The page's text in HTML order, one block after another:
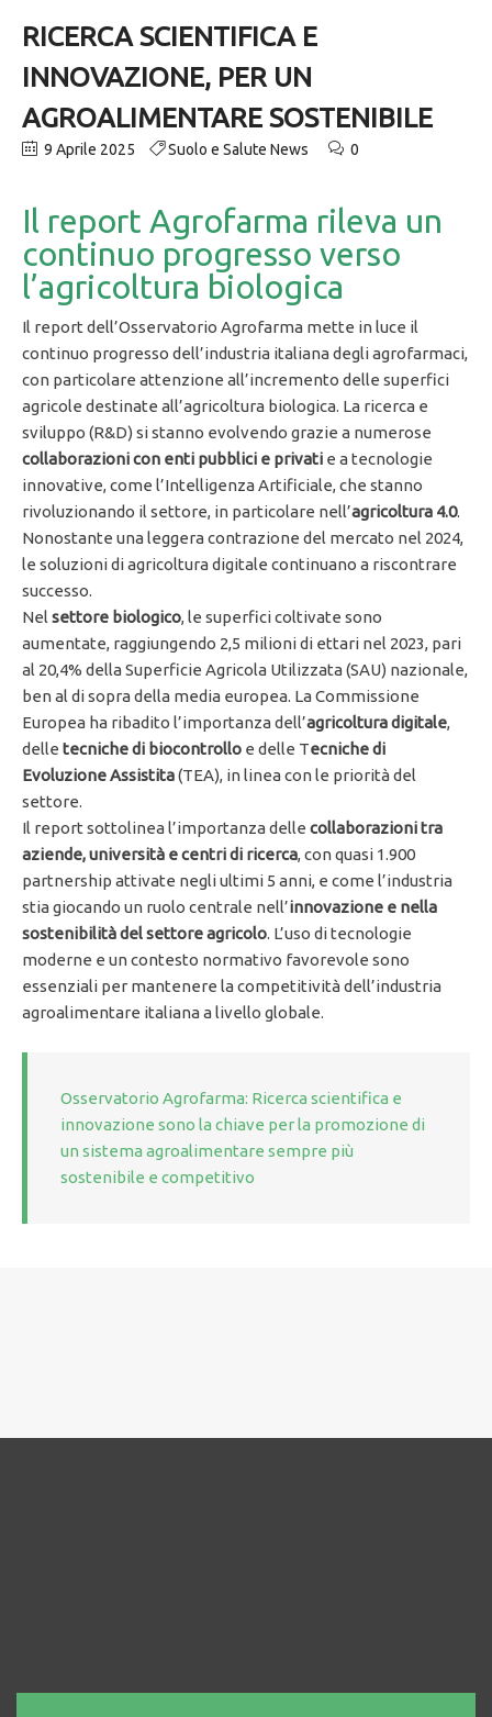
RICERCA SCIENTIFICA E
INNOVAZIONE, PER UN
AGROALIMENTARE SOSTENIBILE
9 Aprile 2025 Suolo e Salute News 0
Il report Agrofarma rileva un
continuo progresso verso
l’agricoltura biologica
Il report dell’Osservatorio Agrofarma mette in luce il
continuo progresso dell’industria italiana degli agrofarmaci,
con particolare attenzione all’incremento delle superfici
agricole destinate all’agricoltura biologica. La ricerca e
sviluppo (R&D) si stanno evolvendo grazie a numerose
collaborazioni con enti pubblici e privati e a tecnologie
innovative, come l’Intelligenza Artificiale, che stanno
rivoluzionando il settore, in particolare nell’agricoltura 4.0.
Nonostante una leggera contrazione del mercato nel 2024,
le soluzioni di agricoltura digitale continuano a riscontrare
successo.
Nel settore biologico, le superfici coltivate sono
aumentate, raggiungendo 2,5 milioni di ettari nel 2023, pari
al 20,4% della Superficie Agricola Utilizzata (SAU) nazionale,
ben al di sopra della media europea. La Commissione
Europea ha ribadito l’importanza dell’agricoltura digitale,
delle tecniche di biocontrollo e delle Tecniche di
Evoluzione Assistita(TEA), in linea con le priorità del
settore.
Il report sottolinea l’importanza delle collaborazioni tra
aziende, università e centri di ricerca, con quasi 1.900
partnership attivate negli ultimi 5 anni, e come l’industria
stia giocando un ruolo centrale nell’innovazione e nella
sostenibilità del settore agricolo. L’uso di tecnologie
moderne e un contesto normativo favorevole sono
essenziali per mantenere la competitività dell’industria
agroalimentare italiana a livello globale.
Osservatorio Agrofarma: Ricerca scientifica e
innovazione sono la chiave per la promozione di
un sistema agroalimentare sempre più
sostenibile e competitivo